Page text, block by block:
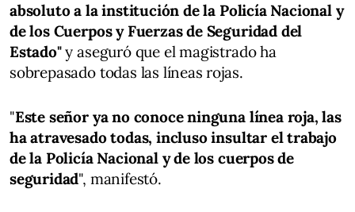
absoluto a la institución de la Policía Nacional y
de los Cuerpos y Fuerzas de Seguridad del
Estado"y aseguró que el magistrado ha
sobrepasado todas las líneas rojas.
"Este señor ya no conoce ninguna línea roja, las
ha atravesado todas, incluso insultar el trabajo
de la Policía Nacional y de los cuerpos de
seguridad", manifestó.